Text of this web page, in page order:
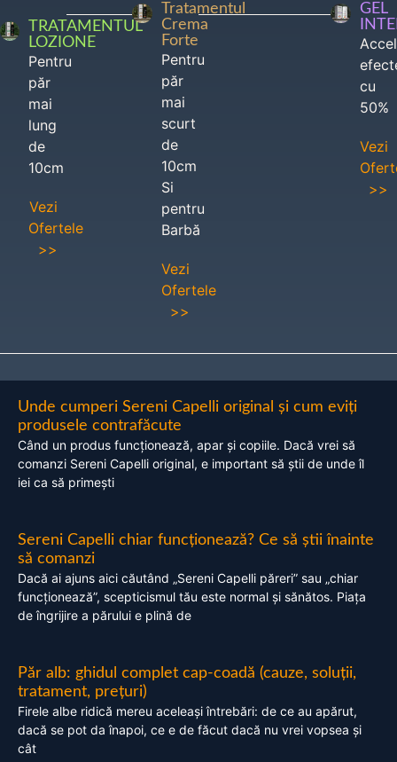
TRATAMENTUL
LOZIONE
Pentru
păr
mai
lung
de
10cm
Vezi
Ofertele
>>
Tratamentul
Crema
Forte
Pentru
păr
mai
scurt
de
10cm
Si
pentru
Barbă
Vezi
Ofertele
>>
GEL
cu
50%
Vezi
>>
Unde cumperi Sereni Capelli original și cum eviți
produsele contrafăcute
Când un produs funcționează, apar și copiile. Dacă vrei să
comanzi Sereni Capelli original, e important să știi de unde îl
iei ca să primești
Sereni Capelli chiar funcționează? Ce să știi înainte
să comanzi
Dacă ai ajuns aici căutând „Sereni Capelli păreri” sau „chiar
funcționează”, scepticismul tău este normal și sănătos. Piața
de îngrijire a părului e plină de
Păr alb: ghidul complet cap-coadă (cauze, soluții,
tratament, prețuri)
Firele albe ridică mereu aceleași întrebări: de ce au apărut,
dacă se pot da înapoi, ce e de făcut dacă nu vrei vopsea și
cât